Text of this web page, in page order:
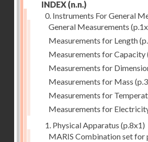
INDEX (n.n.)
0. Instruments For General
General Measurements
Measurements for Length
Measurements for Capacity
Measurements for
Measurements for Mass
Measurements for
Measurements for
1. Physical Apparatus (p.8x1)
MARIS Combination set for